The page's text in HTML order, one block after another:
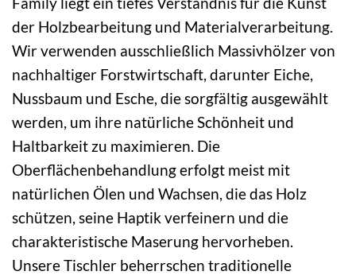
der Holzbearbeitung und Materialverarbeitung.
Wir verwenden ausschließlich Massivhölzer von
nachhaltiger Forstwirtschaft, darunter Eiche,
Nussbaum und Esche, die sorgfältig ausgewählt
werden, um ihre natürliche Schönheit und
Haltbarkeit zu maximieren. Die
Oberflächenbehandlung erfolgt meist mit
natürlichen Ölen und Wachsen, die das Holz
schützen, seine Haptik verfeinern und die
charakteristische Maserung hervorheben.
Unsere Tischler beherrschen traditionelle